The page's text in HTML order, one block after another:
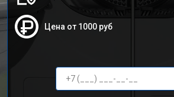
Цена от 1000 руб